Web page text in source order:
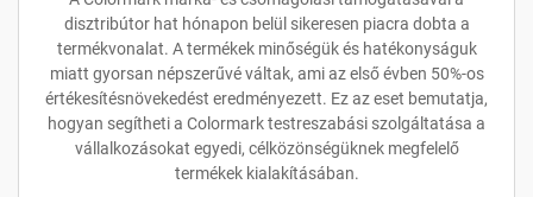
disztribútor hat hónapon belül sikeresen piacra dobta a
termékvonalat. A termékek minőségük és hatékonyságuk
miatt gyorsan népszerűvé váltak, ami az első évben 50%-os
értékesítésnövekedést eredményezett. Ez az eset bemutatja,
hogyan segítheti a Colormark testreszabási szolgáltatása a
vállalkozásokat egyedi, célközönségüknek megfelelő
termékek kialakításában.